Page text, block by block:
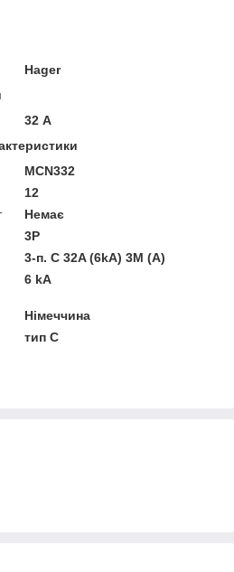
Hager
32 А
MCN332
12
Немає
3P
3-п. C 32A (6kA) 3M (A)
6 kA
Німеччина
тип C